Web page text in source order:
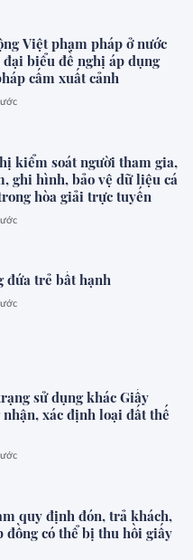
Việt phạm pháp ở nước
đại biểu đề nghị áp dụng
cấm xuất cảnh
kiểm soát người tham gia,
ghi hình, bảo vệ dữ liệu cá
hòa giải trực tuyến
đứa trẻ bất hạnh
sử dụng khác Giấy
nhận, xác định loại đất thế
quy định đón, trả khách,
đồng có thể bị thu hồi giấy